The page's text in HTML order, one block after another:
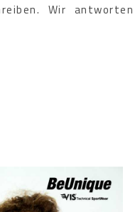
Wir antworten